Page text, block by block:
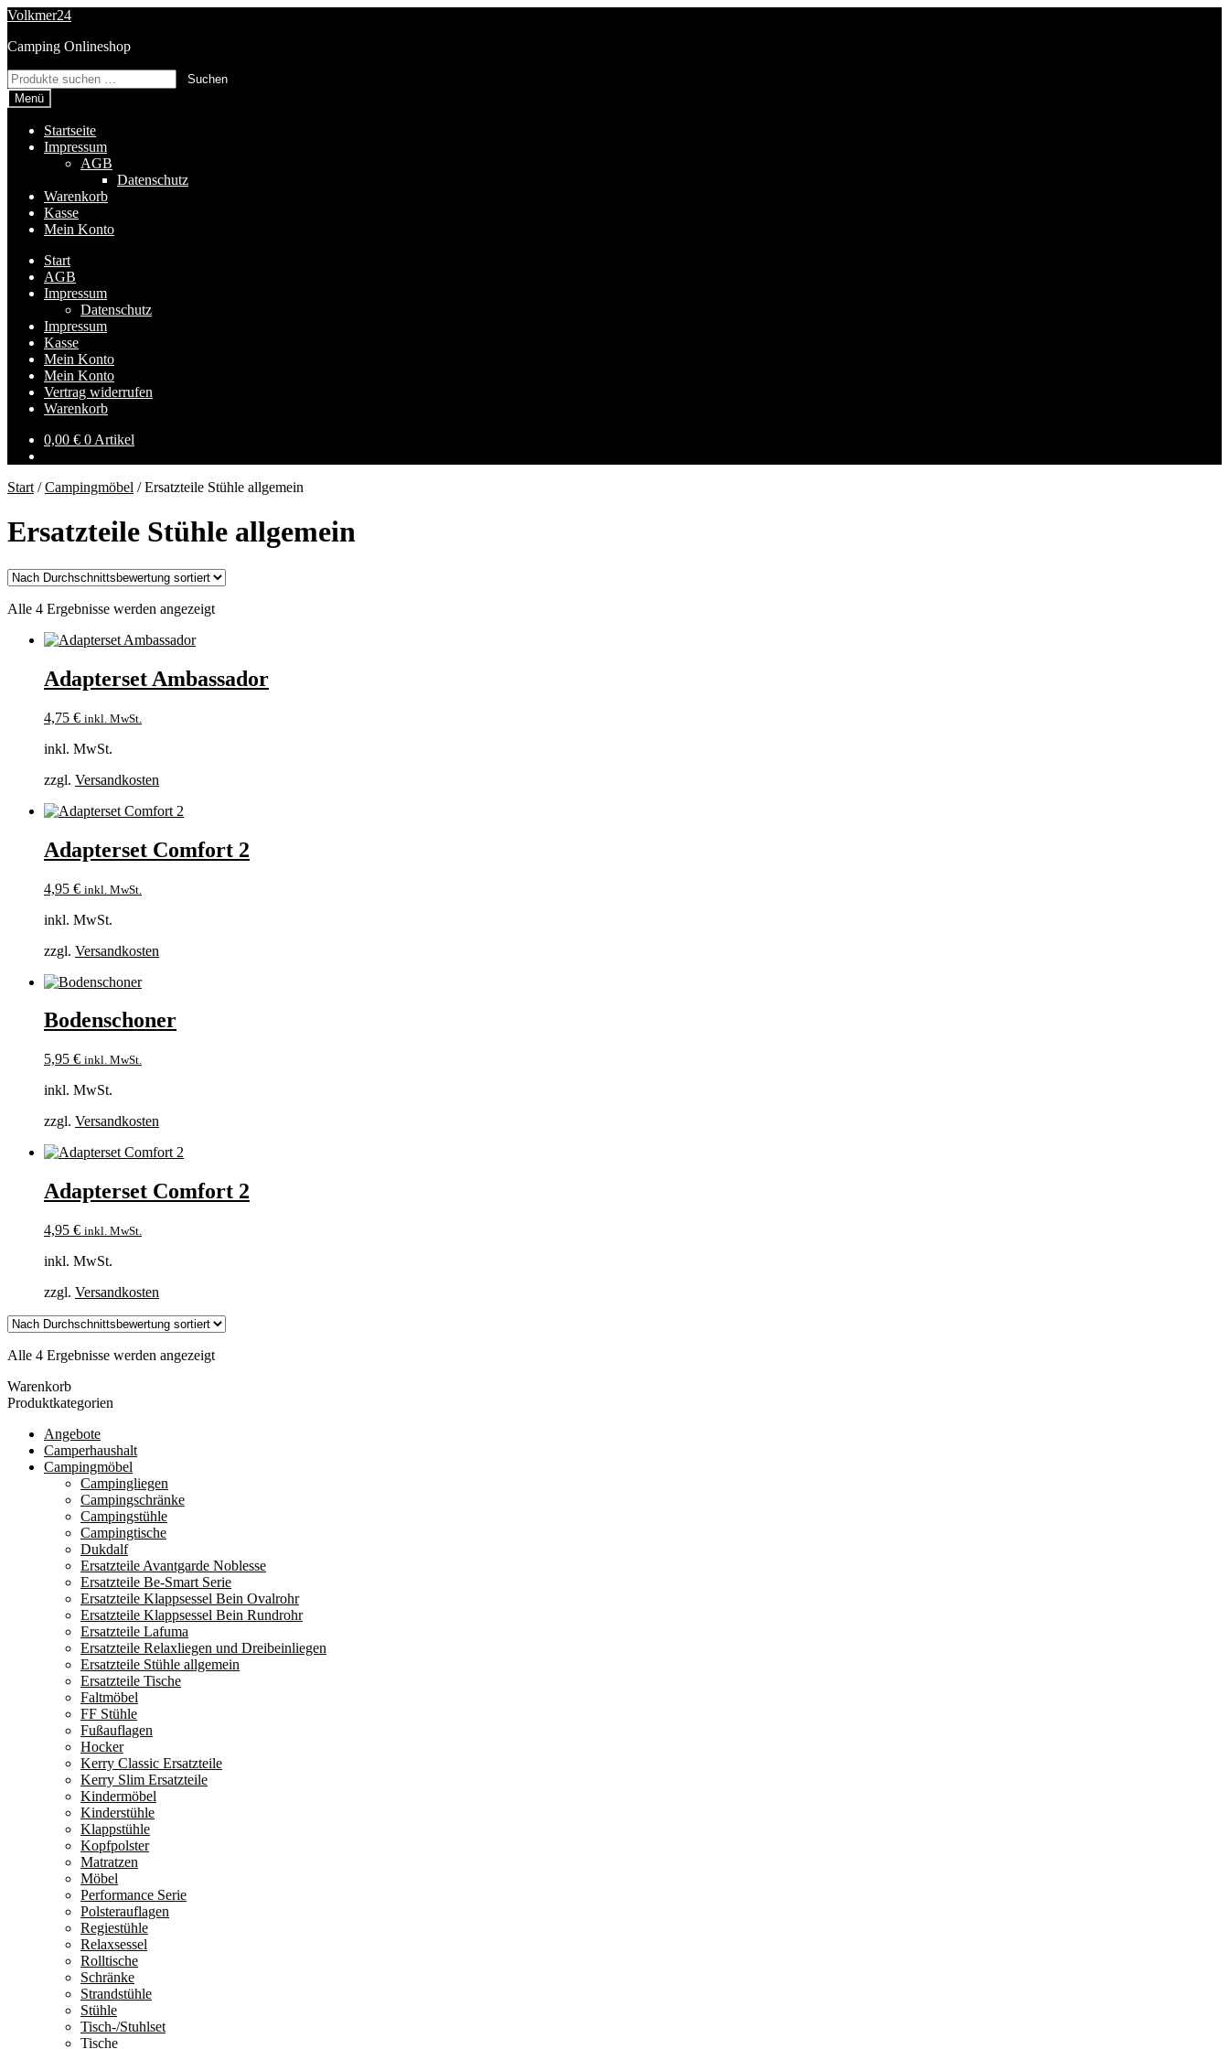
Zur
springen
Zum
springen
Volkmer24
Camping Onlineshop
Suchen
nach:
Suchen
Menü
Startseite
Impressum
AGB
Datenschutz
Warenkorb
Kasse
Mein Konto
Start
AGB
Impressum
Datenschutz
Impressum
Kasse
Mein Konto
Mein Konto
Vertrag widerrufen
Warenkorb
0,00 € 0 Artikel
Start /Campingmöbel /Ersatzteile Stühle allgemein
Ersatzteile Stühle allgemein
Alle 4 Ergebnisse werden angezeigtNach
Adapterset Ambassador
4,75 € inkl. MwSt.
inkl. MwSt.
zzgl. Versandkosten
Adapterset Comfort 2
4,95 € inkl. MwSt.
inkl. MwSt.
zzgl. Versandkosten
Bodenschoner
5,95 € inkl. MwSt.
inkl. MwSt.
zzgl. Versandkosten
Adapterset Comfort 2
4,95 € inkl. MwSt.
inkl. MwSt.
zzgl. Versandkosten
Alle 4 Ergebnisse werden angezeigtNach
Warenkorb
Produktkategorien
Angebote
Camperhaushalt
Campingmöbel
Campingliegen
Campingschränke
Campingstühle
Campingtische
Dukdalf
Ersatzteile Avantgarde Noblesse
Ersatzteile Be-Smart Serie
Ersatzteile Klappsessel Bein Ovalrohr
Ersatzteile Klappsessel Bein Rundrohr
Ersatzteile Lafuma
Ersatzteile Relaxliegen und Dreibeinliegen
Ersatzteile Stühle allgemein
Ersatzteile Tische
Faltmöbel
FF Stühle
Fußauflagen
Hocker
Kerry Classic Ersatzteile
Kerry Slim Ersatzteile
Kindermöbel
Kinderstühle
Klappstühle
Kopfpolster
Matratzen
Möbel
Performance Serie
Polsterauflagen
Regiestühle
Relaxsessel
Rolltische
Schränke
Strandstühle
Stühle
Tisch-/Stuhlset
Tische